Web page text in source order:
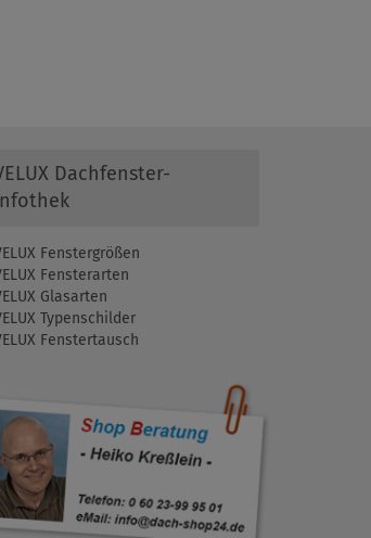
Dachfenster-
Fenstergrößen
Fensterarten
Glasarten
Typenschilder
Fenstertausch